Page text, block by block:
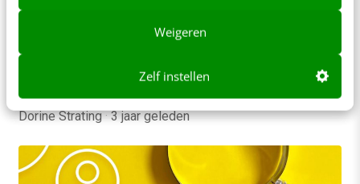
Weigeren
Zelf instellen
Vraag je je weleens af waarom sommige bedrijven
moeiteloos succes lijken te behalen op social
media? Ze begrijpen het belang van socialmedia-
Dorine Strating· 3 jaar geleden